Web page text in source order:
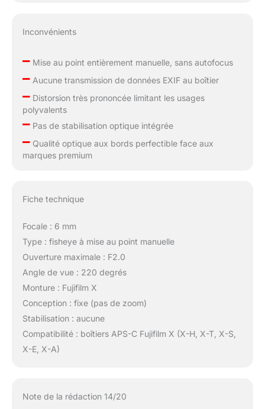
Inconvénients
–Mise au point entièrement manuelle, sans autofocus
–Aucune transmission de données EXIF au boîtier
–Distorsion très prononcée limitant les usages
polyvalents
–Pas de stabilisation optique intégrée
–Qualité optique aux bords perfectible face aux
marques premium
Fiche technique
Focale : 6 mm
Type : fisheye à mise au point manuelle
Ouverture maximale : F2.0
Angle de vue : 220 degrés
Monture : Fujifilm X
Conception : fixe (pas de zoom)
Stabilisation : aucune
Compatibilité : boîtiers APS-C Fujifilm X (X-H, X-T, X-S,
X-E, X-A)
Note de la rédaction 14/20